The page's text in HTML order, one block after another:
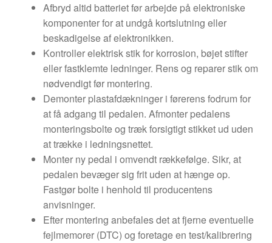
Afbryd altid batteriet før arbejde på elektroniske
komponenter for at undgå kortslutning eller
beskadigelse af elektronikken.
Kontroller elektrisk stik for korrosion, bøjet stifter
eller fastklemte ledninger. Rens og reparer stik om
nødvendigt før montering.
Demonter plastafdækninger i førerens fodrum for
at få adgang til pedalen. Afmonter pedalens
monteringsbolte og træk forsigtigt stikket ud uden
at trække i ledningsnettet.
Monter ny pedal i omvendt rækkefølge. Sikr, at
pedalen bevæger sig frit uden at hænge op.
Fastgør bolte i henhold til producentens
anvisninger.
Efter montering anbefales det at fjerne eventuelle
fejlmemorer (DTC) og foretage en test/kalibrering